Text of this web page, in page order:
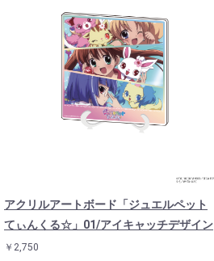
アクリルアートボード「ジュエルペット
てぃんくる☆」01/アイキャッチデザイン
￥2,750